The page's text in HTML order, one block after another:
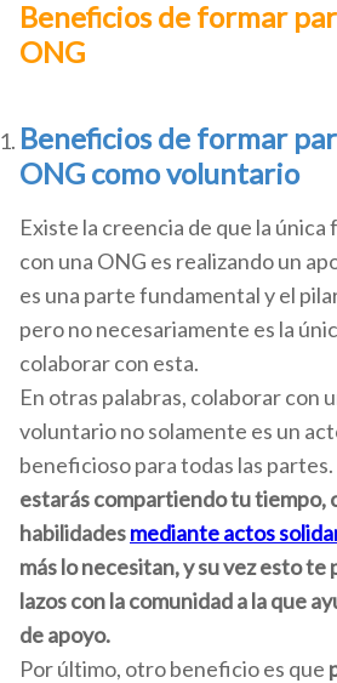
Beneficios de formar
ONG
Beneficios de formar
ONG como voluntario
Existe la creencia de que la
con una ONG es realizando un
es una parte fundamental y el
pero no necesariamente es la
colaborar con esta.
En otras palabras, colaborar con
voluntario no solamente es un
beneficioso para todas las partes.
estarás compartiendo tu tiempo,
habilidadesmediante actos
más lo necesitan, y su vez esto
lazos con la comunidad a la que
de apoyo.
Por último, otro beneficio es que